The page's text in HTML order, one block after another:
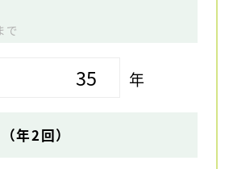
で
年
年2回）